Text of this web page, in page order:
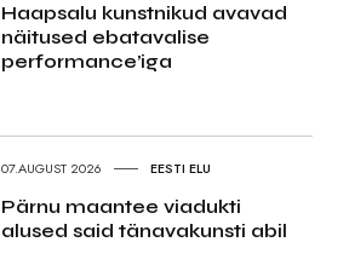
Haapsalu kunstnikud avavad
näitused ebatavalise
performance’iga
07.AUGUST 2026 EESTI ELU
Pärnu maantee viadukti
alused said tänavakunsti abil